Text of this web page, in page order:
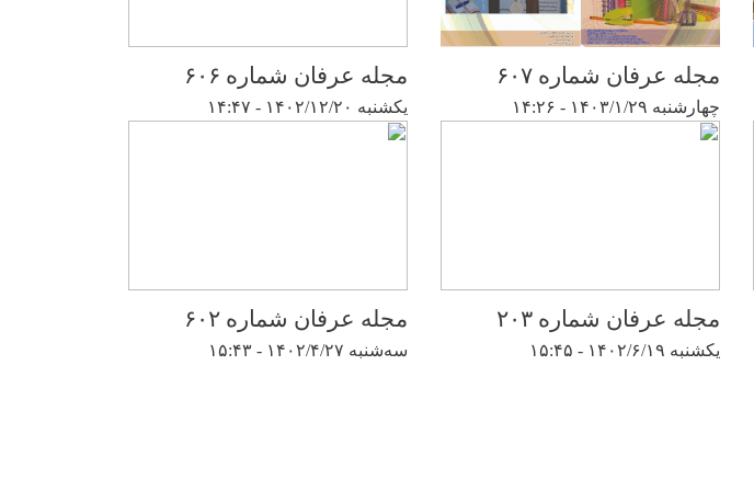
مجله عرفان شماره ۶۰۷
چهارشنبه ۱۴۰۳/۱/۲۹ - ۱۴:۲۶
مجله عرفان شماره ۶۰۶
یکشنبه ۱۴۰۲/۱۲/۲۰ - ۱۴:۴۷
مجله عرفان شماره ۲۰۳
یکشنبه ۱۴۰۲/۶/۱۹ - ۱۵:۴۵
مجله عرفان شماره ۶۰۲
سه‌شنبه ۱۴۰۲/۴/۲۷ - ۱۵:۴۳